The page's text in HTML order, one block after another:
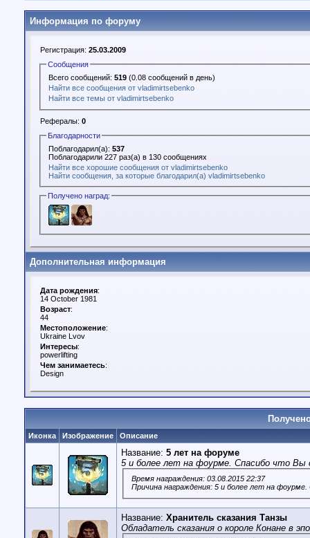
Информация по форуму
Регистрация: 25.03.2009
Сообщения
Всего сообщений:519 (0.08 сообщений в день)
Найти все сообщения от vladimirtsebenko
Найти все темы от vladimirtsebenko
Рефералы: 0
Благодарности
Поблагодарил(а):537
Поблагодарили 227 раз(а) в 130 сообщениях
Найти все хорошие сообщения от vladimirtsebenko
Найти сообщения, за которые благодарил(а) vladimirtsebenko
Получено наград:
Дополнительная информация
Дата рождения:
14 October 1981
Возраст:
44
Местоположение:
Ukraine Lvov
Интересы:
powerlifting
Чем занимаетесь:
Design
Иконка Изображение Описание
Название: 5 лет на форуме
5 и более лет на фоурме. Спасибо что Вы
Время награждения: 03.08.2015 22:37
Причина награждения: 5 и более лет на
Название: Хранитель сказания Танзы
Обладатель сказания о короле Конане в